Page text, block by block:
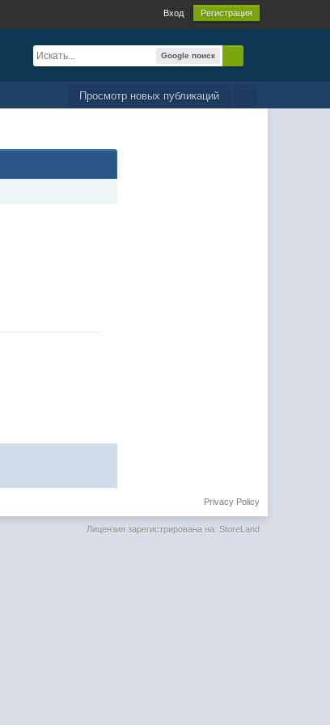
Вход Регистрация
Google поиск
Просмотр новых публикаций
Privacy Policy
Лицензия зарегистрирована на: StoreLand